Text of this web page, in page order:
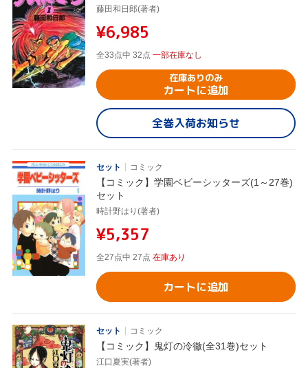
藤田和日郎(著者)
¥6,985
全33点中 32点 一部在庫なし
在庫ありのみ
カートに追加
全巻入荷お知らせ
セット コミック
【コミック】学園ベビーシッターズ(1～27巻)
セット
時計野はり(著者)
¥5,357
全27点中 27点 在庫あり
カートに追加
セット コミック
【コミック】鬼灯の冷徹(全31巻)セット
江口夏実(著者)